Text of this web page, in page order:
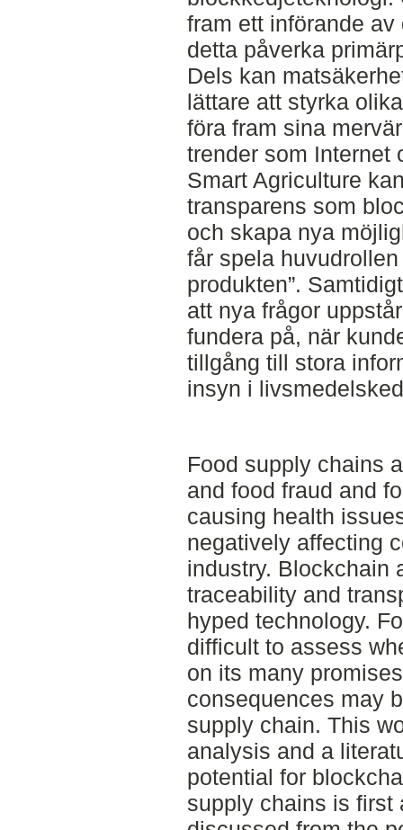
fram ett införande
detta påverka
Dels kan
lättare att styrka
föra fram sina
trender som Internet
Smart Agriculture
transparens som
och skapa nya
får spela
produkten”.
att nya frågor
fundera på, när
tillgång till stora
insyn i
Food supply chains
and food fraud and
causing health
negatively affecting
industry. Blockchain
traceability and
hyped technology.
difficult to assess
on its many
consequences may
supply chain. This
analysis and a
potential for
supply chains is first